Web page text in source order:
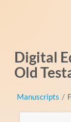
Digital
Old
Manuscripts /